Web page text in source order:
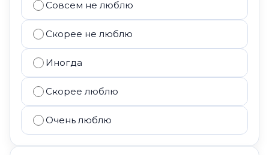
Совсем не люблю
Скорее не люблю
Иногда
Скорее люблю
Очень люблю